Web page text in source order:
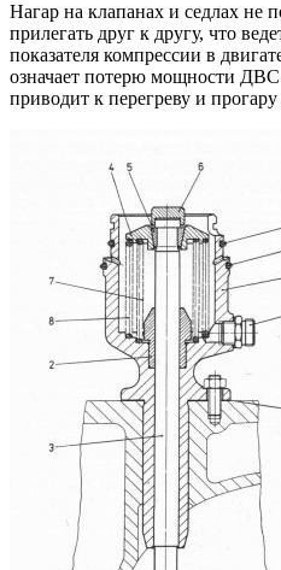
Нагар на клапанах и седлах не
прилегать друг к другу, что
показателя компрессии в
означает потерю мощности
приводит к перегреву и прогару